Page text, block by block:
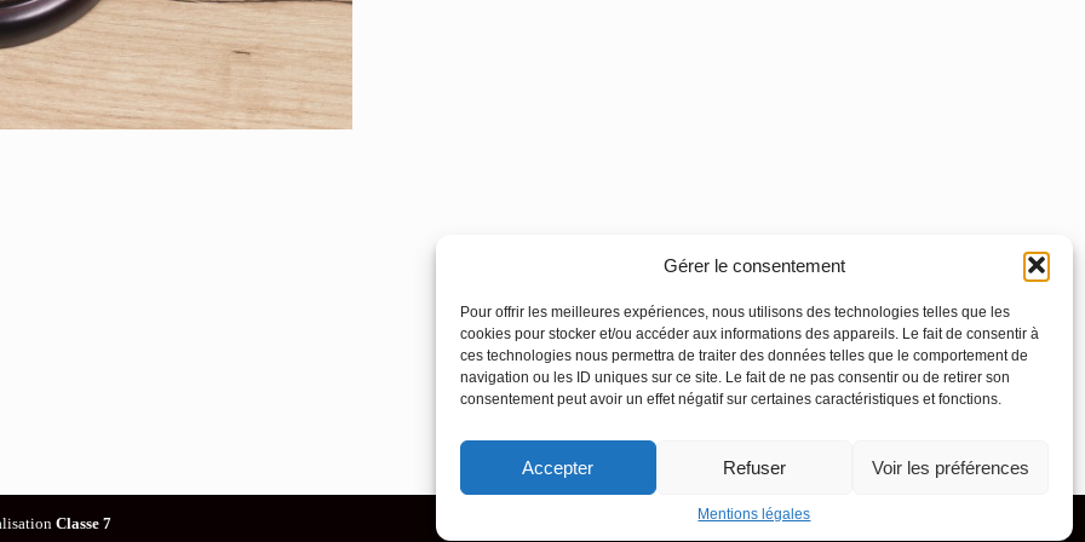
Gérer le consentement
Pour offrir les meilleures expériences, nous utilisons des technologies telles que les
cookies pour stocker et/ou accéder aux informations des appareils. Le fait de consentir à
ces technologies nous permettra de traiter des données telles que le comportement de
navigation ou les ID uniques sur ce site. Le fait de ne pas consentir ou de retirer son
consentement peut avoir un effet négatif sur certaines caractéristiques et fonctions.
Accepter Refuser Voir les préférences
Mentions légales
Footer
Classe 7